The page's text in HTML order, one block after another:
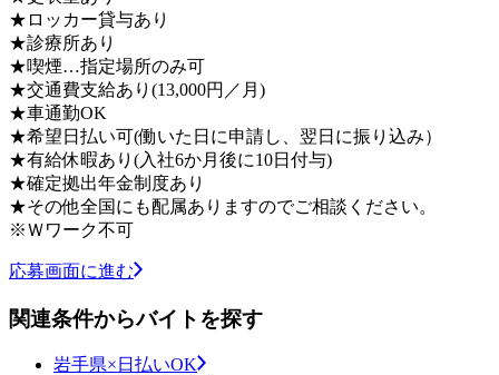
★ロッカー貸与あり
★診療所あり
★喫煙…指定場所のみ可
★交通費支給あり(13,000円／月)
★車通勤OK
★希望日払い可(働いた日に申請し、翌日に振り込み）
★有給休暇あり(入社6か月後に10日付与)
★確定拠出年金制度あり
★その他全国にも配属ありますのでご相談ください。
※Ｗワーク不可
応募画面に進む
関連条件からバイトを探す
岩手県×日払いOK